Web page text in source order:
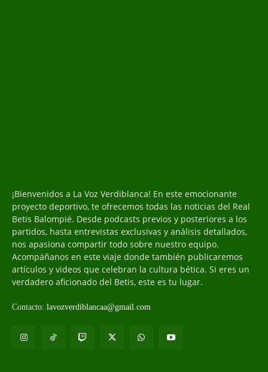
¡Bienvenidos a La Voz Verdiblanca! En este emocionante
proyecto deportivo, te ofrecemos todas las noticias del Real
Betis Balompié. Desde podcasts previos y posteriores a los
partidos, hasta entrevistas exclusivas y análisis detallados,
nos apasiona compartir todo sobre nuestro equipo.
Acompáñanos en este viaje donde también publicaremos
artículos y videos que celebran la cultura bética. Si eres un
verdadero aficionado del Betis, este es tu lugar.
Contacto: lavozverdiblancaa@gmail.com